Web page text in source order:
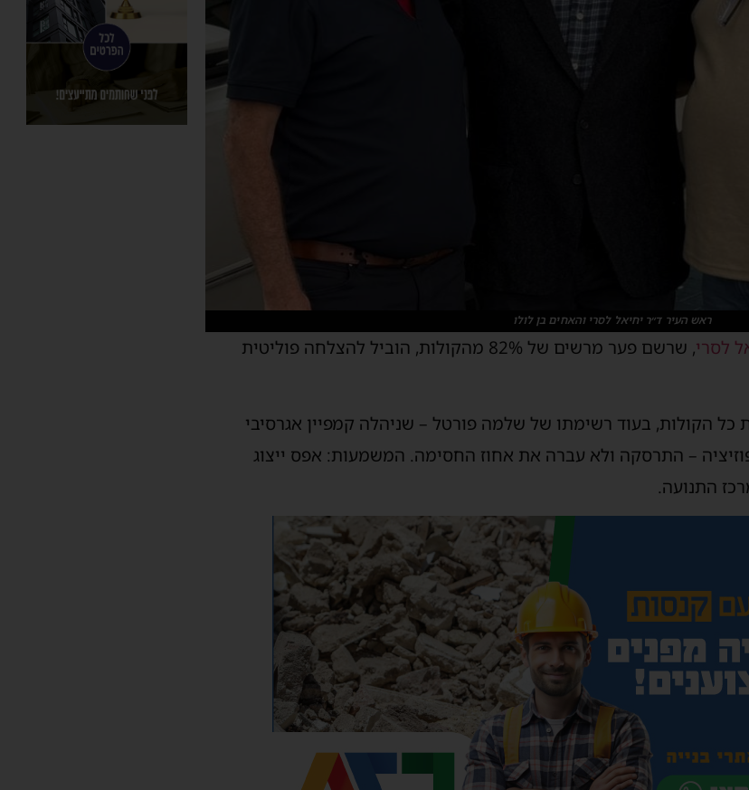
ראש העיר ד״ר יחיאל לסרי והאחים בן לולו
לסרי
, שרשם פער מרשים של 82% מהקולות, הוביל להצלחה פוליטית
הקולות, בעוד רשימתו של שלמה פורטל – שניהלה קמפיין אגרסיבי
– התרסקה ולא עברה את אחוז החסימה. המשמעות: אפס ייצוג
התנועה.